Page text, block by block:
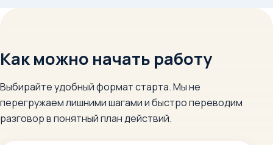
Как можно начать работу
Выбирайте удобный формат старта. Мы не
перегружаем лишними шагами и быстро переводим
разговор в понятный план действий.